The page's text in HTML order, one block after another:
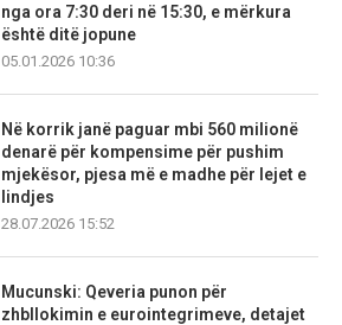
nga ora 7:30 deri në 15:30, e mërkura
është ditë jopune
05.01.2026 10:36
Në korrik janë paguar mbi 560 milionë
denarë për kompensime për pushim
mjekësor, pjesa më e madhe për lejet e
lindjes
28.07.2026 15:52
Mucunski: Qeveria punon për
zhbllokimin e eurointegrimeve, detajet